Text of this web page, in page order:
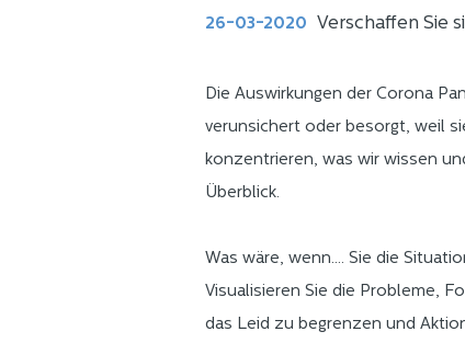
26-03-2020 Verschaffen Sie
Die Auswirkungen der Corona
verunsichert oder besorgt, weil
konzentrieren, was wir wissen
Überblick.
Was wäre, wenn.... Sie die
Visualisieren Sie die Probleme,
das Leid zu begrenzen und